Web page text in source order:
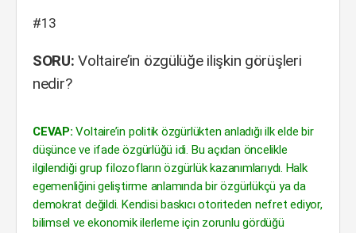
#13
SORU: Voltaire’in özgülüğe ilişkin görüşleri
nedir?
CEVAP: Voltaire’in politik özgürlükten anladığı ilk elde bir
düşünce ve ifade özgürlüğü idi. Bu açıdan öncelikle
ilgilendiği grup filozofların özgürlük kazanımlarıydı. Halk
egemenliğini geliştirme anlamında bir özgürlükçü ya da
demokrat değildi. Kendisi baskıcı otoriteden nefret ediyor,
bilimsel ve ekonomik ilerleme için zorunlu gördüğü